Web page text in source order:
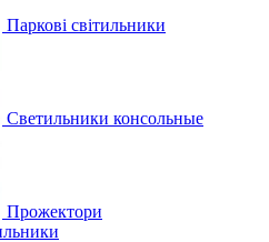
Паркові світильники
Светильники консольные
Прожектори